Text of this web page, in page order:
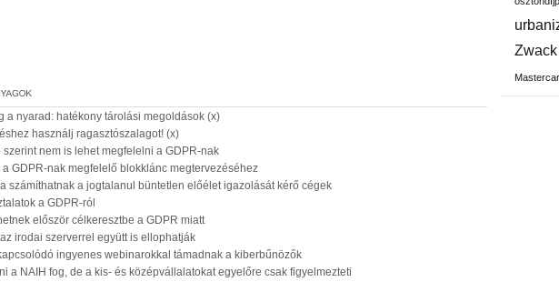
a nyarad: hatékony tárolási megoldások (x)
használj ragasztószalagot! (x)
szerint nem is lehet megfelelni a GDPR-nak
a GDPR-nak megfelelő blokklánc megtervezéséhez
számíthatnak a jogtalanul büntetlen előélet igazolását kérő cégek
a GDPR-ról
először célkeresztbe a GDPR miatt
irodai szerverrel együtt is ellophatják
ingyenes webinarokkal támadnak a kiberbűnözők
a NAIH fog, de a kis- és középvállalatokat egyelőre csak figyelmezteti
Zwack